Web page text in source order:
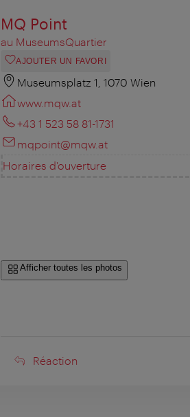
MQ Point
au MuseumsQuartier
AJOUTER UN FAVORI
Museumsplatz 1, 1070 Wien
www.mqw.at
+43 1 523 58 81-1731
mqpoint@mqw.at
Horaires d'ouverture
Afficher toutes les photos
Réaction
Réaction